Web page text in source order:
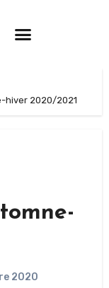
hiver 2020/2021
2020